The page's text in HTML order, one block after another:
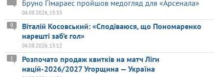
Бруно Гімараес пройшов медогляд для «Арсенала»
06.08.2026, 15:33
Віталій Косовський: «Сподіваюся, що Пономаренко
нарешті заб’є гол»
9
06.08.2026, 15:12
Розпочато продаж квитків на матч Ліги
націй-2026/2027 Угорщина — Україна
1